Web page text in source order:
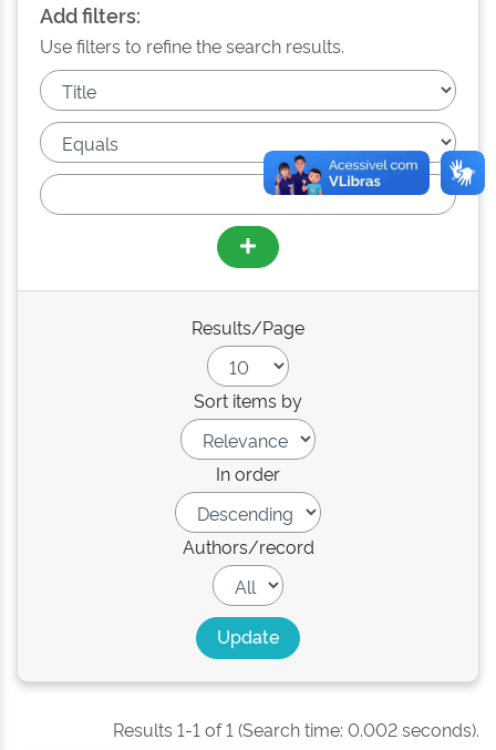
Add filters:
Use filters to refine the search results.
Results/Page
Sort items by
In order
Authors/record
Results 1-1 of 1 (Search time: 0.002 seconds).